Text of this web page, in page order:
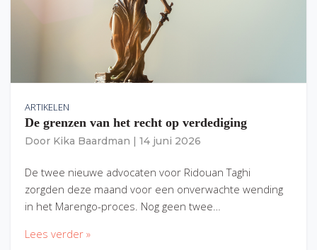
ARTIKELEN
De grenzen van het recht op verdediging
Door Kika Baardman 14 juni 2026
De twee nieuwe advocaten voor Ridouan Taghi
zorgden deze maand voor een onverwachte wending
in het Marengo-proces. Nog geen twee…
Lees verder »